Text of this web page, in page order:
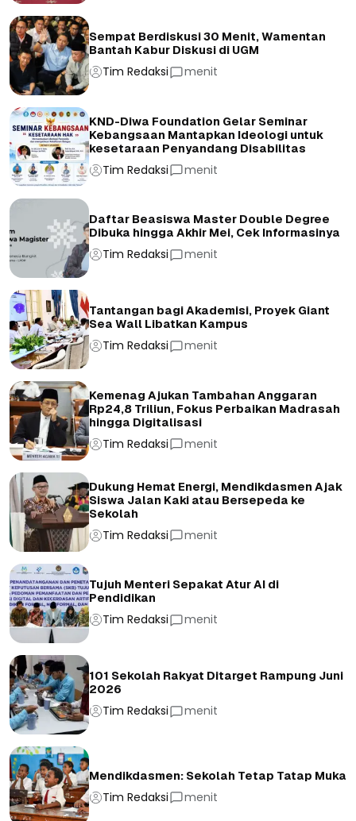
Sempat Berdiskusi 30 Menit, Wamentan
Bantah Kabur Diskusi di UGM
Tim Redaksi menit
KND-Diwa Foundation Gelar Seminar
Kebangsaan Mantapkan Ideologi untuk
kesetaraan Penyandang Disabilitas
Tim Redaksi menit
Daftar Beasiswa Master Double Degree
Dibuka hingga Akhir Mei, Cek Informasinya
Tim Redaksi menit
Tantangan bagi Akademisi, Proyek Giant
Sea Wall Libatkan Kampus
Tim Redaksi menit
Kemenag Ajukan Tambahan Anggaran
Rp24,8 Triliun, Fokus Perbaikan Madrasah
hingga Digitalisasi
Tim Redaksi menit
Dukung Hemat Energi, Mendikdasmen Ajak
Siswa Jalan Kaki atau Bersepeda ke
Sekolah
Tim Redaksi menit
Tujuh Menteri Sepakat Atur AI di
Pendidikan
Tim Redaksi menit
101 Sekolah Rakyat Ditarget Rampung Juni
2026
Tim Redaksi menit
Mendikdasmen: Sekolah Tetap Tatap Muka
Tim Redaksi menit